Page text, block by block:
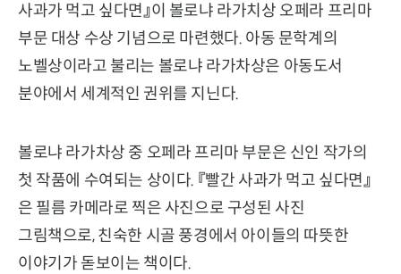
사과가 먹고 싶다면』이 볼로냐 라가치상 오페라 프리마
부문 대상 수상 기념으로 마련했다. 아동 문학계의
노벨상이라고 불리는 볼로냐 라가차상은 아동도서
분야에서 세계적인 권위를 지닌다.
볼로냐 라가차상 중 오페라 프리마 부문은 신인 작가의
첫 작품에 수여되는 상이다. 『빨간 사과가 먹고 싶다면』
은 필름 카메라로 찍은 사진으로 구성된 사진
그림책으로, 친숙한 시골 풍경에서 아이들의 따뜻한
이야기가 돋보이는 책이다.